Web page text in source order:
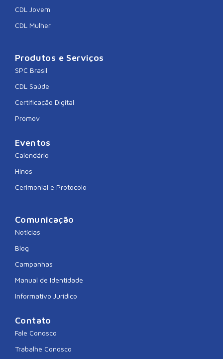
CDL Jovem
CDL Mulher
Produtos e Serviços
SPC Brasil
CDL Saúde
Certificação Digital
Promov
Eventos
Calendário
Hinos
Cerimonial e Protocolo
Comunicação
Notícias
Blog
Campanhas
Manual de Identidade
Informativo Jurídico
Contato
Fale Conosco
Trabalhe Conosco